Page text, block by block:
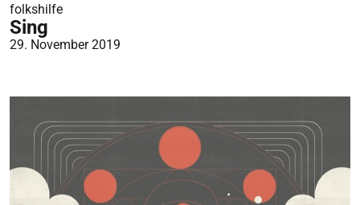
folkshilfe
Sing
29. November 2019